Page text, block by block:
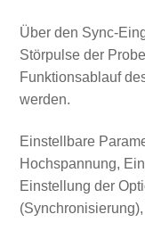
Über den Sync-
Störpulse der
Funktionsablauf
werden.
Einstellbare
Hochspannung,
Einstellung der